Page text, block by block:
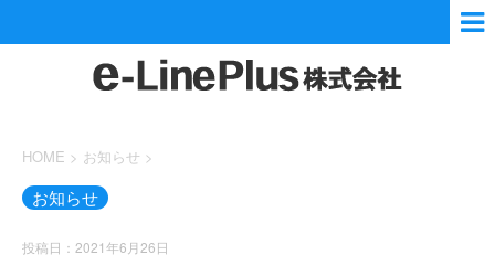
HOME > お知らせ >
お知らせ
投稿日：2021年6月26日